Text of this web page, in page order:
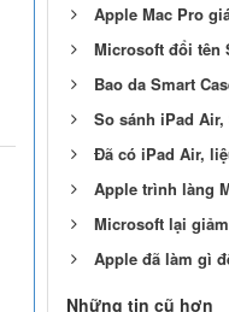
Apple Mac Pro
Microsoft đổi tên
Bao da Smart
So sánh iPad Air,
Đã có iPad Air,
Apple trình làng
Microsoft lại
Apple đã làm gì
Những tin cũ hơn